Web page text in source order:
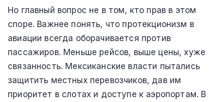
Но главный вопрос не в том, кто прав в этом
споре. Важнее понять, что протекционизм в
авиации всегда оборачивается против
пассажиров. Меньше рейсов, выше цены, хуже
связанность. Мексиканские власти пытались
защитить местных перевозчиков, дав им
приоритет в слотах и доступе к аэропортам. В